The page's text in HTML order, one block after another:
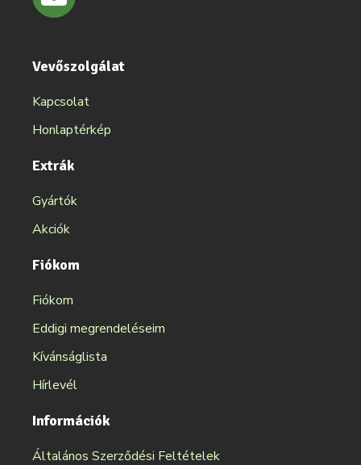
Vevőszolgálat
Kapcsolat
Honlaptérkép
Extrák
Gyártók
Akciók
Fiókom
Fiókom
Eddigi megrendeléseim
Kívánságlista
Hírlevél
Információk
Általános Szerződési Feltételek